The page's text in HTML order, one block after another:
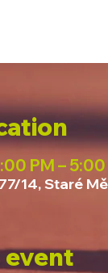
PM – 5:00
14, Staré
event